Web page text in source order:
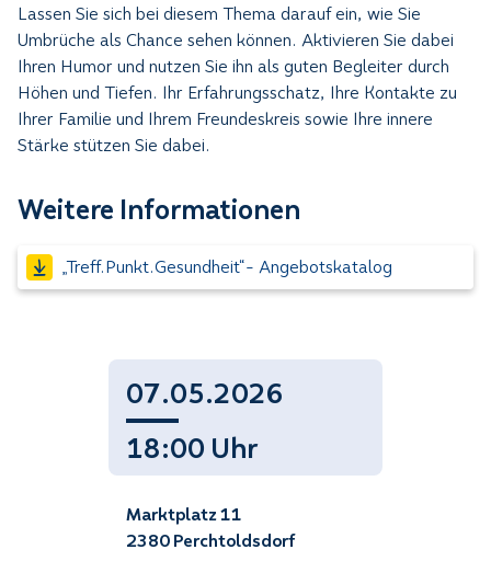
Lassen Sie sich bei diesem Thema darauf ein, wie Sie
Umbrüche als Chance sehen können. Aktivieren Sie dabei
Ihren Humor und nutzen Sie ihn als guten Begleiter durch
Höhen und Tiefen. Ihr Erfahrungsschatz, Ihre Kontakte zu
Ihrer Familie und Ihrem Freundeskreis sowie Ihre innere
Stärke stützen Sie dabei.
Weitere Informationen
„Treff.Punkt.Gesundheit“- Angebotskatalog
07.05.2026
18:00 Uhr
Marktplatz 11
2380 Perchtoldsdorf